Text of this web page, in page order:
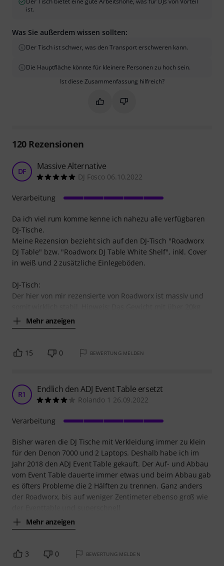
ist.
Was Sie außerdem wissen sollten:
Der Tisch ist schwer, was den Transport erschweren kann.
Die Hauptfläche könnte für kleinere Personen zu hoch sein.
Ist diese Zusammenfassung hilfreich?
Markieren Sie diese
Markieren Sie diese
120Rezensionen
DF Massive Alternative
DJ Fosco 06.10.2022
Da ich viel rum komme kenne ich nahezu alle verfügbaren
DJ-Tische.
Meine Rezension bezieht sich auf den DJ-Tisch "Roadworx
DJ Table" bzw. "Roadworx DJ Table White Shelf", inkl. Cover
in weiß und 2 zusätzliche Einlegeböden.
DJ-Tisch:
Der hier von mir rezensierte von Roadworx ist massiv und
Mehr anzeigen
Verarbeitung
15 0 BEWERTUNG MELDEN
R1 Endlich den ADJ Event Table ersetzt
Rolando 1 26.09.2022
Bisher waren die DJ Tische mit Verkleidung immer zu klein
für den Denon 7000 und 2 Laptops. Deshalb habe ich im
Jahr 2018 den ADJ Event Table gekauft. Der Auf- und Abbau
vom Event Table dauerte immer etwas und beim Abbau gab
es öfters Probleme die 2 Hälften zu trennen. Ganz anders
der Roadworx, bis auf weniger Zentimeter ebenso groß wie
Mehr anzeigen
Verarbeitung
3 0 BEWERTUNG MELDEN